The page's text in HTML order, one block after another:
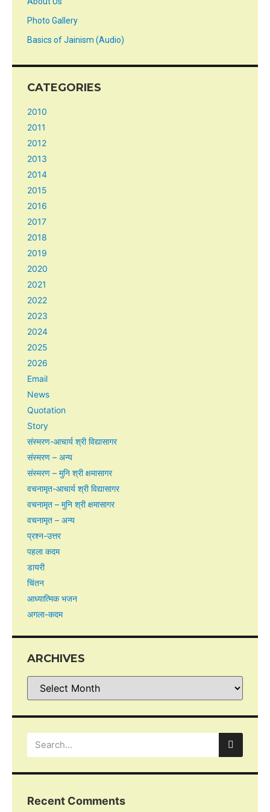
Photo Gallery
Basics of Jainism (Audio)
CATEGORIES
2010
2011
2012
2013
2014
2015
2016
2017
2018
2019
2020
2021
2022
2023
2024
2025
2026
Email
News
Quotation
Story
संस्मरण-आचार्य श्री विद्यासागर
संस्मरण – अन्य
संस्मरण – मुनि श्री क्षमासागर
वचनामृत-आचार्य श्री विद्यासागर
वचनामृत – मुनि श्री क्षमासागर
वचनामृत – अन्य
प्रश्न-उत्तर
पहला कदम
डायरी
चिंतन
आध्यात्मिक भजन
अगला-कदम
ARCHIVES
Recent Comments